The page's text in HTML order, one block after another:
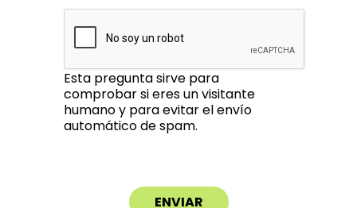
Esta pregunta sirve para
comprobar si eres un visitante
humano y para evitar el envío
automático de spam.